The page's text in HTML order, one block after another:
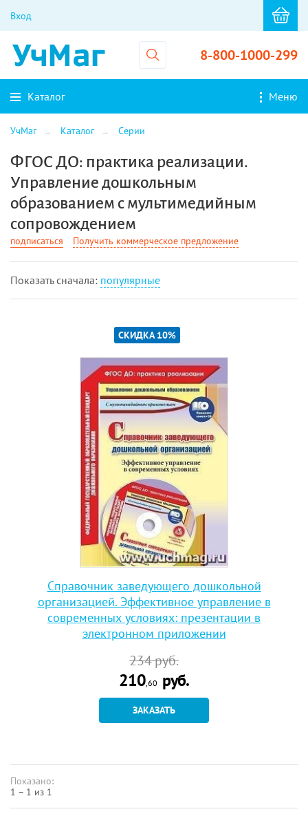
Вход
8-800-1000-299
Каталог Меню
УчМаг Каталог Серии
ФГОС ДО: практика реализации.
Управление дошкольным
образованием с мультимедийным
сопровождением
подписаться Получить коммерческое предложение
Показать cначала: популярные
СКИДКА 10%
Справочник заведующего дошкольной
организацией. Эффективное управление в
современных условиях: презентации в
электронном приложении
234руб.
210,60 руб.
ЗАКАЗАТЬ
Показано:
1 – 1 из 1